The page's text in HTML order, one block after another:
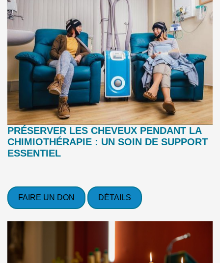
PRÉSERVER LES CHEVEUX PENDANT LA
CHIMIOTHÉRAPIE : UN SOIN DE SUPPORT
ESSENTIEL
FAIRE UN DON DÉTAILS